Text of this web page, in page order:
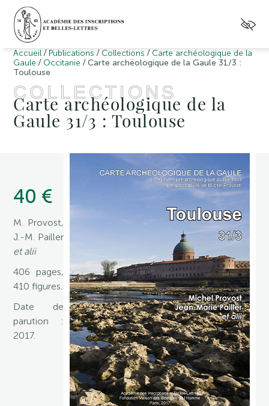
Accueil / Publications / Collections / Carte archéologique de la
Gaule / Occitanie /Carte archéologique de la Gaule 31/3 :
Toulouse
COLLECTIONS
Carte archéologique de la
Gaule 31/3 : Toulouse
40 €
M. Provost,
J.-M. Pailler
et alii
406 pages,
410 figures.
Date de
parution :
2017.